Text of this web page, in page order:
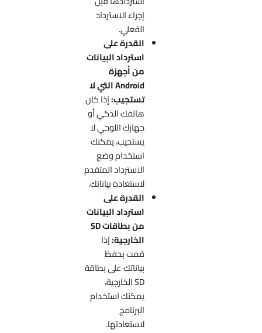
إجراء الاسترداد
الفعلي.
القدرة على
استرداد البيانات
من أجهزة
Android التي لا
تستجيب:إذا كان
هاتفك الذكي أو
جهازك اللوحي لا
يستجيب، يمكنك
استخدام وضع
الاسترداد المتقدم
لاستعادة بياناتك.
القدرة على
استرداد البيانات
من بطاقات SD
الخارجية:إذا
قمت بحفظ
بياناتك على بطاقة
SD الخارجية،
يمكنك استخدام
البرنامج
لاستعادتها.